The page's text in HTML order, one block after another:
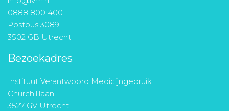
0888 800 400
Postbus 3089
3502 GB Utrecht
Bezoekadres
Instituut Verantwoord Medicijngebruik
Churchilllaan 11
3527 GV Utrecht